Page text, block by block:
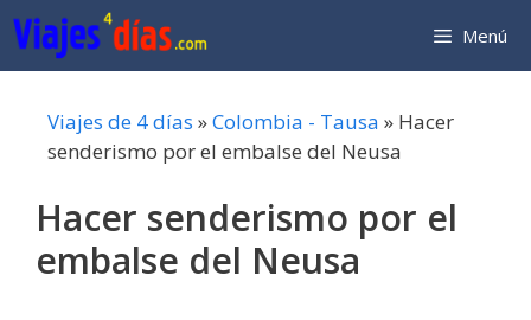
Saltar
al
contenido
Menú
Viajes de 4 días »Colombia - Tausa » Hacer
senderismo por el embalse del Neusa
Hacer senderismo por el
embalse del Neusa